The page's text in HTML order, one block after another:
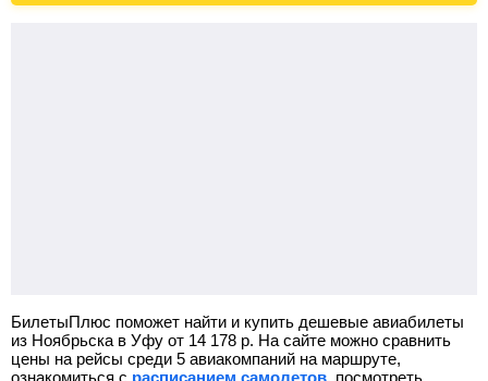
БилетыПлюс поможет найти и купить дешевые авиабилеты
из Ноябрьска в Уфу от 14 178 р. На сайте можно сравнить
цены на рейсы среди 5 авиакомпаний на маршруте,
ознакомиться с расписанием самолетов, посмотреть